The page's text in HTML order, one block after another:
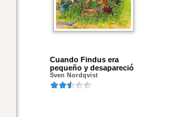
Cuando Findus era
pequeño y desapareció
Sven Nordqvist